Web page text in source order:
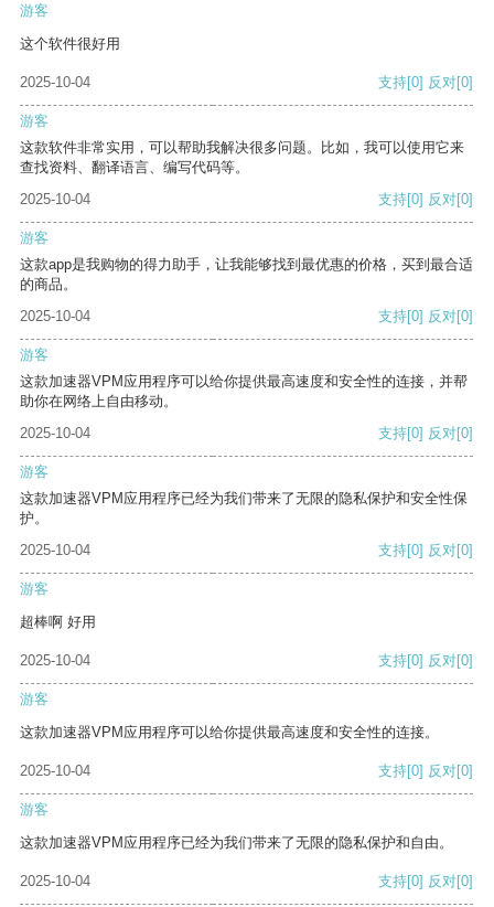
游客
这个软件很好用
2025-10-04 支持[0] 反对[0]
游客
这款软件非常实用，可以帮助我解决很多问题。比如，我可以使用它来
查找资料、翻译语言、编写代码等。
2025-10-04
支持[0] 反对[0]
游客
这款app是我购物的得力助手，让我能够找到最优惠的价格，买到最合适
的商品。
2025-10-04
支持[0] 反对[0]
游客
这款加速器VPM应用程序可以给你提供最高速度和安全性的连接，并帮
助你在网络上自由移动。
2025-10-04
支持[0] 反对[0]
游客
这款加速器VPM应用程序已经为我们带来了无限的隐私保护和安全性保
护。
2025-10-04
支持[0] 反对[0]
游客
超棒啊 好用
2025-10-04 支持[0] 反对[0]
游客
这款加速器VPM应用程序可以给你提供最高速度和安全性的连接。
2025-10-04 支持[0] 反对[0]
游客
这款加速器VPM应用程序已经为我们带来了无限的隐私保护和自由。
2025-10-04 支持[0] 反对[0]